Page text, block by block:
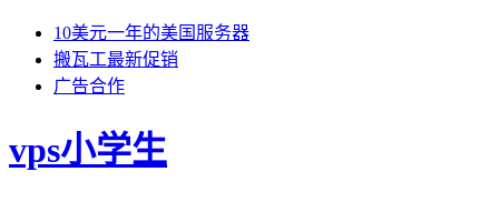
10美元一年的美国服务器
搬瓦工最新促销
广告合作
vps小学生